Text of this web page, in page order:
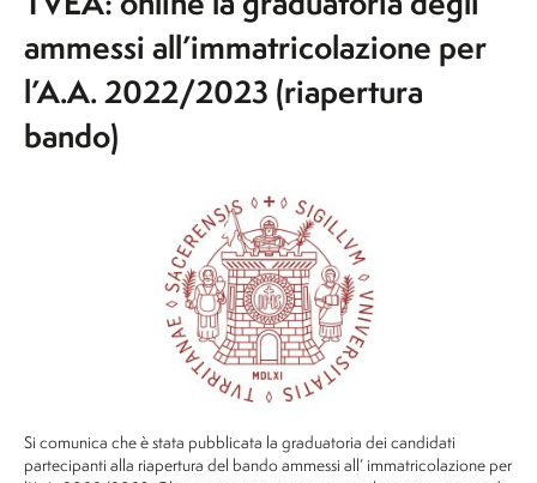
ammessi all’immatricolazione per
l’A.A. 2022/2023 (riapertura
bando)
Si comunica che è stata pubblicata la graduatoria dei candidati
partecipanti alla riapertura del bando ammessi all’ immatricolazione per